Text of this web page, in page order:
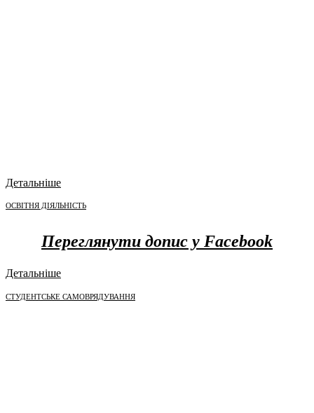
Детальніше
ОСВІТНЯ ДІЯЛЬНІСТЬ
Переглянути допис у Facebook
Детальніше
СТУДЕНТСЬКЕ САМОВРЯДУВАННЯ